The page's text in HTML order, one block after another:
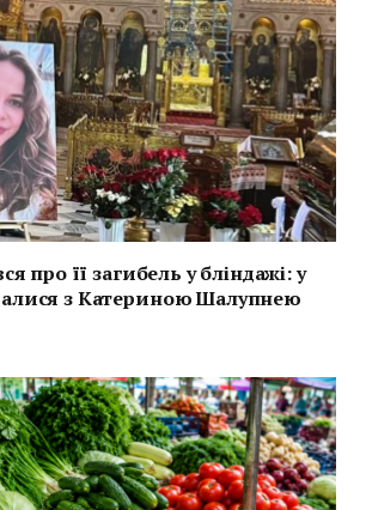
про її загибель у бліндажі: у
з Катериною Шалупнею